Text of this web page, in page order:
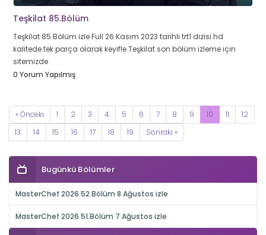
Teşkilat 85.Bölüm
Teşkilat 85.Bölüm izle Full 26 Kasım 2023 tarihli trt1 dizisi hd
kalitede tek parça olarak keyifle Teşkilat son bölüm izleme için
sitemizde
0 Yorum Yapılmış
« Önceki 1 2 3 4 5 6 7 8 9 10 11
12
13
14 15 16 17 18 19 Sonraki »
Bugünkü Bölümler
MasterChef 2026 52.Bölüm 8 Ağustos izle
MasterChef 2026 51.Bölüm 7 Ağustos izle